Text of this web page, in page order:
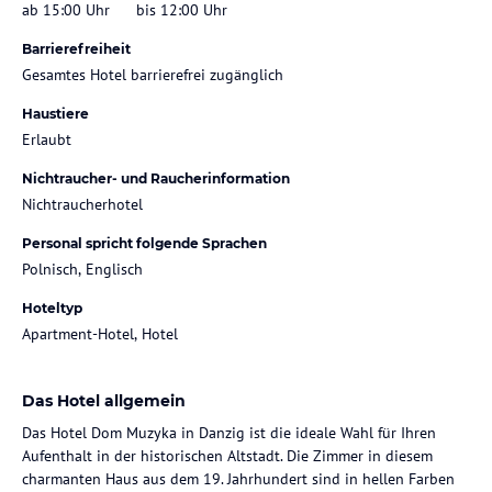
ab 15:00 Uhr bis 12:00 Uhr
Barrierefreiheit
Gesamtes Hotel barrierefrei zugänglich
Haustiere
Erlaubt
Nichtraucher- und Raucherinformation
Nichtraucherhotel
Personal spricht folgende Sprachen
Polnisch, Englisch
Hoteltyp
Apartment-Hotel, Hotel
Das Hotel allgemein
Das Hotel Dom Muzyka in Danzig ist die ideale Wahl für Ihren
Aufenthalt in der historischen Altstadt. Die Zimmer in diesem
charmanten Haus aus dem 19. Jahrhundert sind in hellen Farben